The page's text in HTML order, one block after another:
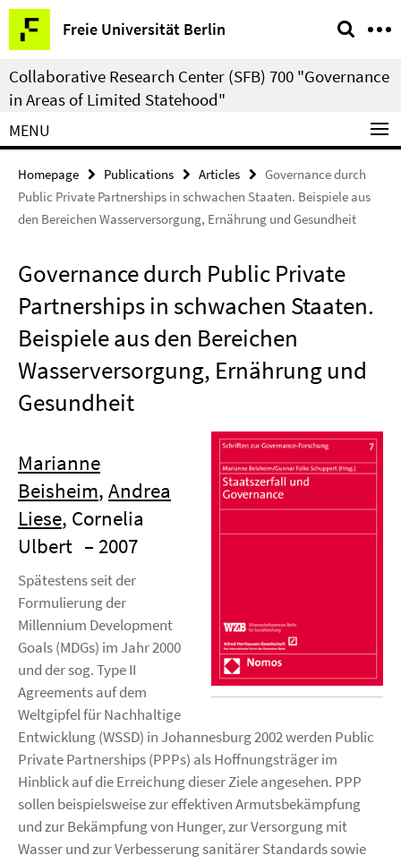
Springe
direkt
zu
Inhalt
Freie Universität Berlin
Service
Navigation
Collaborative Research Center (SFB) 700 "Governance
in Areas of Limited Statehood"
MENU
Homepage Publications Articles
Governance durch
Public Private Partnerships in schwachen Staaten. Beispiele aus
den Bereichen Wasserversorgung, Ernährung und Gesundheit
Governance durch Public Private
Partnerships in schwachen Staaten.
Beispiele aus den Bereichen
Wasserversorgung, Ernährung und
Gesundheit
Marianne
Beisheim, Andrea
Liese, Cornelia
Ulbert – 2007
Spätestens seit der
Formulierung der
Millennium Development
Goals (MDGs) im Jahr 2000
und der sog. Type II
Agreements auf dem
Weltgipfel für Nachhaltige
Entwicklung (WSSD) in Johannesburg 2002 werden Public
Private Partnerships (PPPs) als Hoffnungsträger im
Hinblick auf die Erreichung dieser Ziele angesehen. PPP
sollen beispielsweise zur effektiven Armutsbekämpfung
und zur Bekämpfung von Hunger, zur Versorgung mit
Wasser und zur Verbesserung sanitärer Standards sowie